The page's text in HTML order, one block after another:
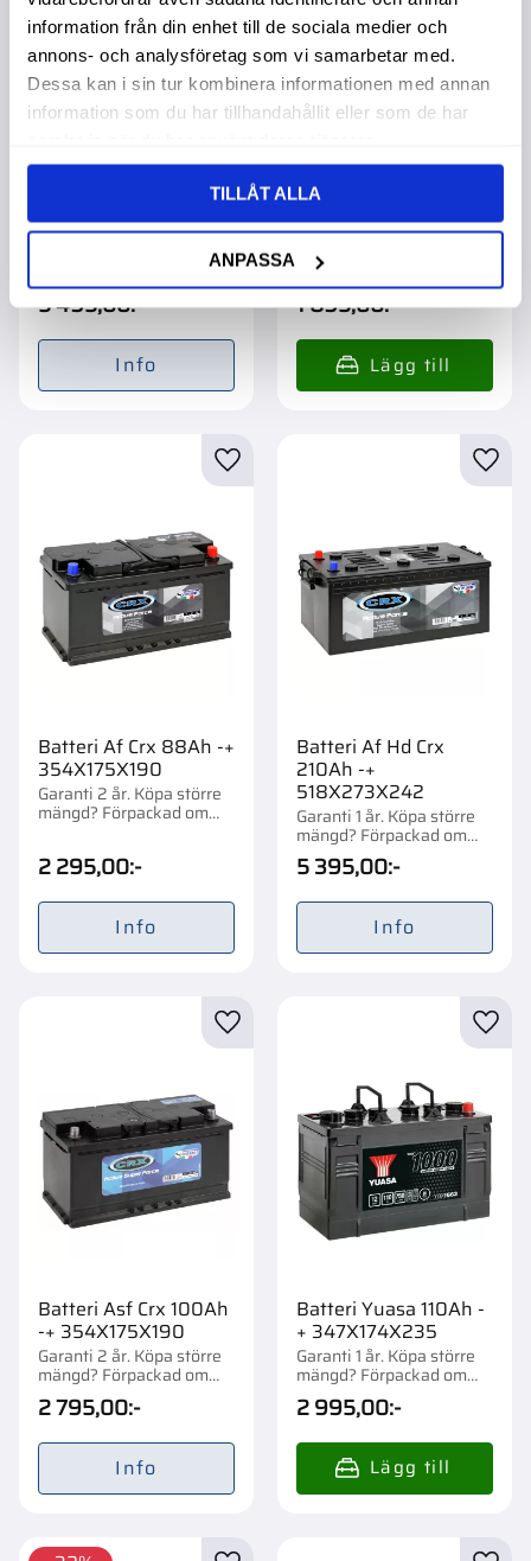
information från din enhet till de sociala medier och
annons- och analysföretag som vi samarbetar med.
Dessa kan i sin tur kombinera informationen med annan
information som du har tillhandahållit eller som de har
TILLÅT ALLA
ANPASSA
Batteri Af Crx 225Ah
Shd
5 495,00:-
Info
Batteri Af Crx 65Ah -+
Asia 261X175X220
Garanti 2 år. Köpa större
mängd? Förpackad om
1/48 st.
1 895,00:-
Batteri Af Crx 88Ah -+
354X175X190
Garanti 2 år. Köpa större
mängd? Förpackad om
2 295,00:-
Lägg till i favoriter
Info
Batteri Af Hd Crx
210Ah -+
518X273X242
Garanti 1 år. Köpa större
mängd? Förpackad om
1/18 st.
5 395,00:-
Info
Batteri Asf Crx 100Ah
-+ 354X175X190
Garanti 2 år. Köpa större
mängd? Förpackad om
1/48 st.
2 795,00:-
Lägg till i favoriter
Info
Batteri Yuasa 110Ah -
+ 347X174X235
Garanti 1 år. Köpa större
mängd? Förpackad om
1/36 st.
2 995,00:-